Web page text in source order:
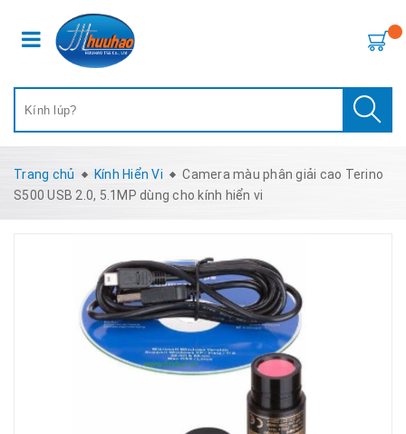
Trang chủ Kính Hiển Vi
Camera màu phân giải cao Terino
S500 USB 2.0, 5.1MP dùng cho kính hiển vi